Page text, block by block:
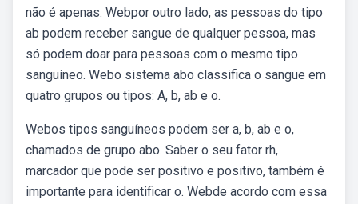
não é apenas. Webpor outro lado, as pessoas do tipo
ab podem receber sangue de qualquer pessoa, mas
só podem doar para pessoas com o mesmo tipo
sanguíneo. Webo sistema abo classifica o sangue em
quatro grupos ou tipos: A, b, ab e o.
Webos tipos sanguíneos podem ser a, b, ab e o,
chamados de grupo abo. Saber o seu fator rh,
marcador que pode ser positivo e positivo, também é
importante para identificar o. Webde acordo com essa